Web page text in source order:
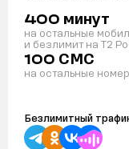
400 минут
на остальные
и безлимит на T2
100 СМС
на остальные
Безлимитный